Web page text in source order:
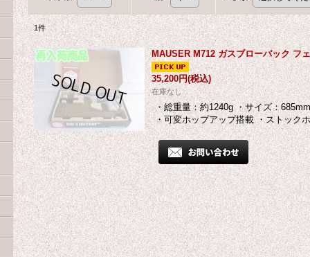
1件
MAUSER M712 ガスブローバック フ
35,200円(税込)
在庫なし
・総重量：約1240g ・サイズ：
・可変ホップアップ搭載 ・ストック